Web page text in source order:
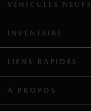
VÉHICULES NEUFS
INVENTAIRE
LIENS RAPIDES
À PROPOS